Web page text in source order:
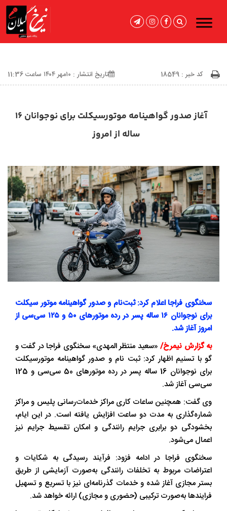
کد خبر : 18549 تاریخ انتشار : ۱۰مهر ۱۴۰۴ ساعت 11:36
آغاز صدور گواهینامه موتورسیکلت برای نوجوانان ۱۶
ساله از امروز
سخنگوی فراجا اعلام کرد: ثبت‌نام و صدور گواهینامه موتور سیکلت
برای نوجوانان ۱۶ ساله پسر در رده موتورهای ۵۰ و ۱۲۵ سی‌سی از
امروز آغاز شد.
به گزارش نیمرخ/ «سعید منتظر المهدی» سخنگوی فراجا در گفت و
گو با تسنیم اظهار کرد: ثبت‌ نام و صدور گواهینامه موتورسیکلت
برای نوجوانان 16 ساله پسر در رده موتورهای 50 سی‌سی و 125
سی‌سی آغاز شد.
وی گفت: همچنین ساعات کاری مراکز خدمات‌رسانی پلیس و مراکز
شماره‌گذاری به مدت دو ساعت افزایش یافته است. در این ایام،
بخشودگی دو برابری جرایم رانندگی و امکان تقسیط جرایم نیز
اعمال می‌شود.
سخنگوی فراجا در ادامه فزود: فرآیند رسیدگی به شکایات و
اعتراضات مربوط به تخلفات رانندگی به‌صورت آزمایشی از طریق
بستر مجازی آغاز شده و خدمات گذرنامه‌ای نیز با تسریع و تسهیل
فرایندها به‌صورت ترکیبی (حضوری و مجازی) ارائه خواهد شد.